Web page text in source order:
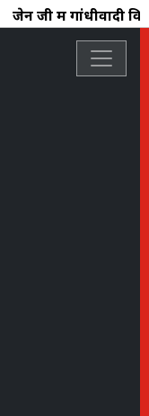
जेन जी में गांधीवादी